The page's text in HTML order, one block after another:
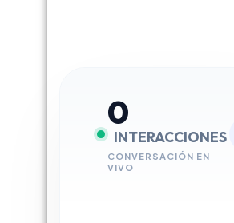
0
INTERACCIONES
CONVERSACIÓN EN
VIVO